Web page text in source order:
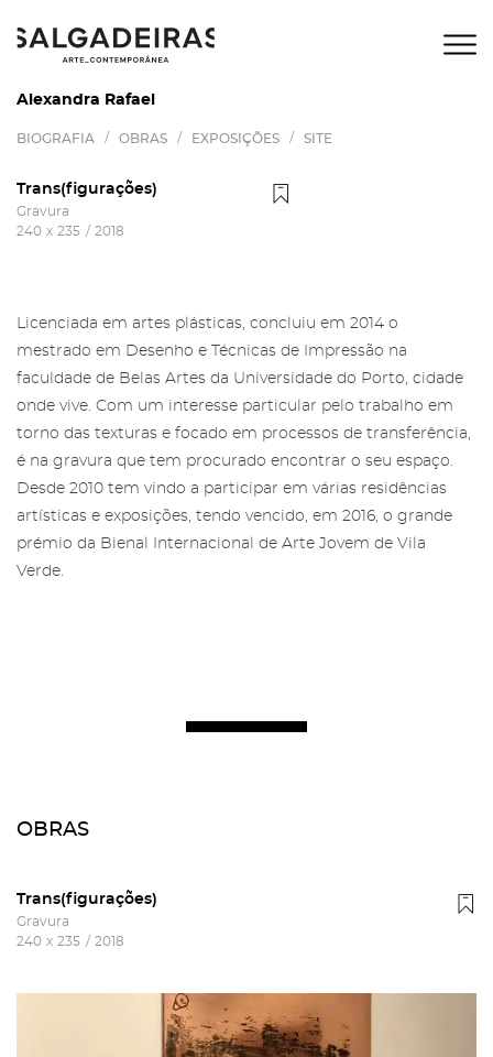
Alexandra Rafael
BIOGRAFIA / OBRAS / EXPOSIÇÕES / SITE
Trans(figurações)
Gravura
240 x 235 / 2018
Licenciada em artes plásticas, concluiu em 2014 o
mestrado em Desenho e Técnicas de Impressão na
faculdade de Belas Artes da Universidade do Porto, cidade
onde vive. Com um interesse particular pelo trabalho em
torno das texturas e focado em processos de transferência,
é na gravura que tem procurado encontrar o seu espaço.
Desde 2010 tem vindo a participar em várias residências
artísticas e exposições, tendo vencido, em 2016, o grande
prémio da Bienal Internacional de Arte Jovem de Vila
Verde.
OBRAS
Trans(figurações)
Gravura
240 x 235 / 2018